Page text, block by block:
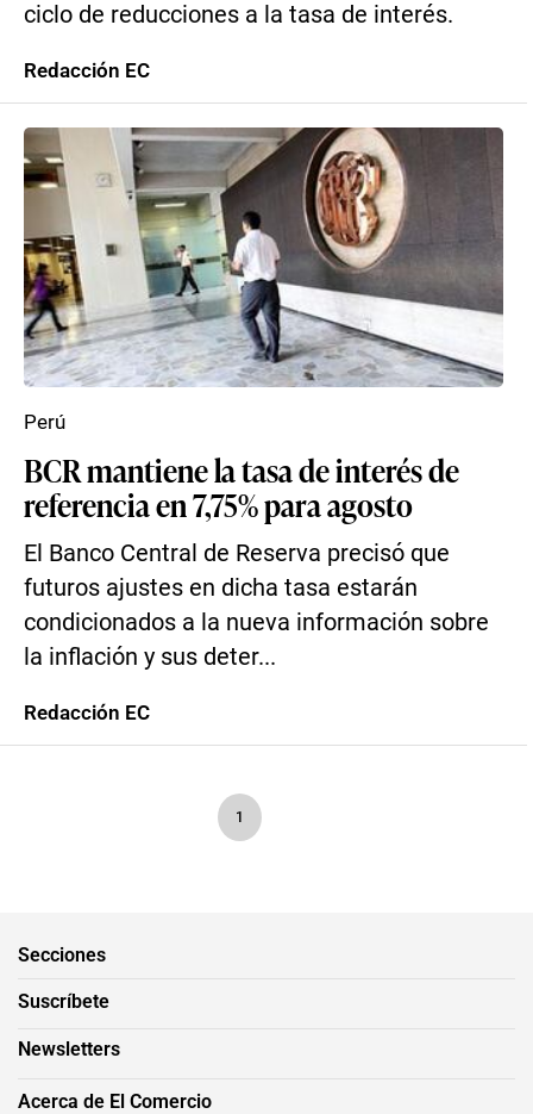
ciclo de reducciones a la tasa de interés.
Redacción EC
BCR mantiene la tasa de interés de
referencia en 7,75% para agosto
El Banco Central de Reserva precisó que
futuros ajustes en dicha tasa estarán
condicionados a la nueva información sobre
la inflación y sus deter...
Perú
Redacción EC
1
Secciones
Suscríbete
Newsletters
Acerca de El Comercio